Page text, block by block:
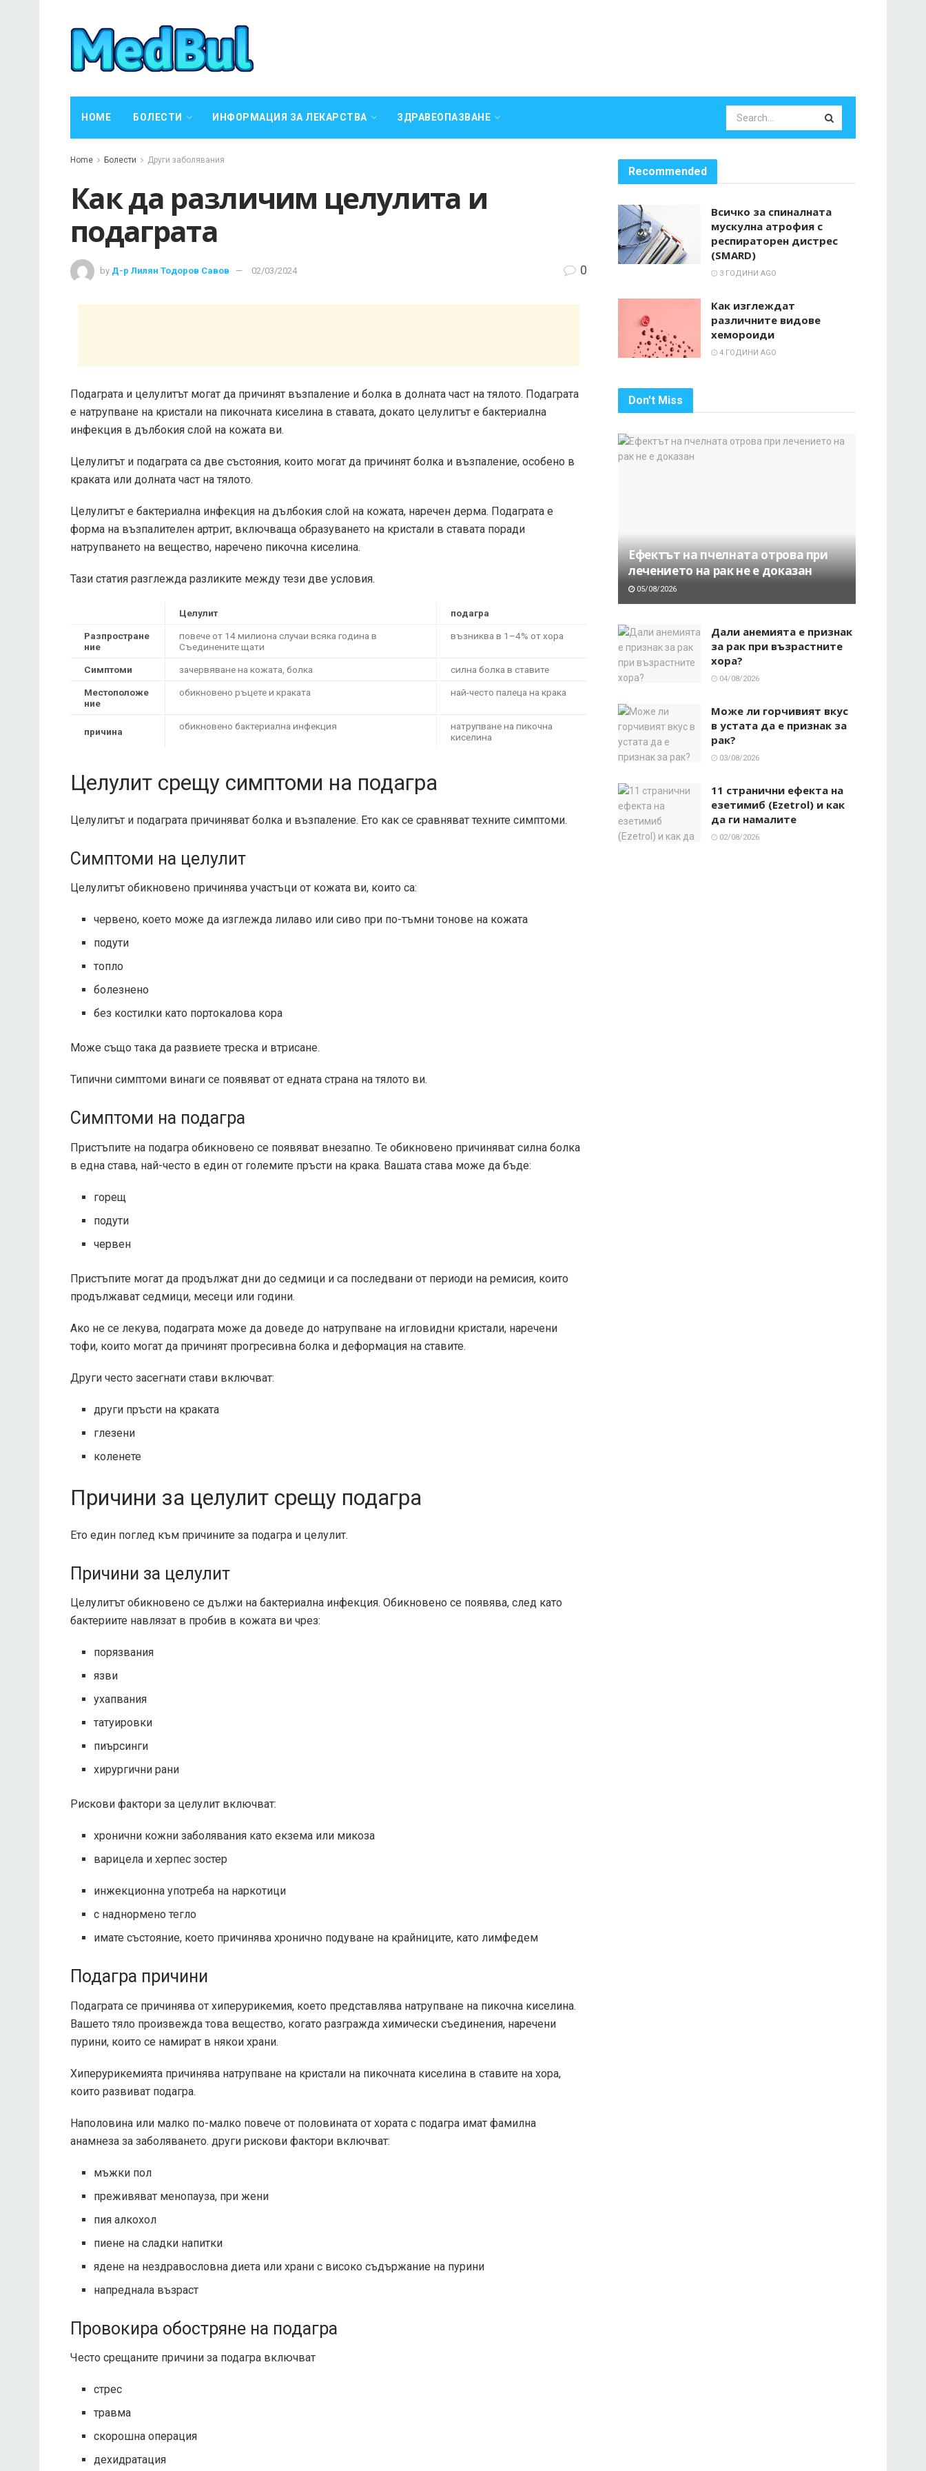
HOME БОЛЕСТИ ИНФОРМАЦИЯ ЗА ЛЕКАРСТВА ЗДРАВЕОПАЗВАНЕ
Home Болести Други заболявания
Как да различим целулита и
подаграта
by Д-р Лилян Тодоров Савов 02/03/2024 0
Подаграта и целулитът могат да причинят възпаление и болка в долната част на тялото. Подаграта
е натрупване на кристали на пикочната киселина в ставата, докато целулитът е бактериална
инфекция в дълбокия слой на кожата ви.
Целулитът и подаграта са две състояния, които могат да причинят болка и възпаление, особено в
краката или долната част на тялото.
Целулитът е бактериална инфекция на дълбокия слой на кожата, наречен дерма. Подаграта е
форма на възпалителен артрит, включваща образуването на кристали в ставата поради
натрупването на вещество, наречено пикочна киселина.
Тази статия разглежда разликите между тези две условия.
Целулит подагра
Разпростране
ние
повече от 14 милиона случаи всяка година в
Съединените щати
възниква в 1–4% от хора
Симптоми зачервяване на кожата, болка силна болка в ставите
Местоположе
ние
обикновено ръцете и краката най-често палеца на крака
причина обикновено бактериална инфекция
натрупване на пикочна
киселина
Целулит срещу симптоми на подагра
Целулитът и подаграта причиняват болка и възпаление. Ето как се сравняват техните симптоми.
Симптоми на целулит
Целулитът обикновено причинява участъци от кожата ви, които са:
червено, което може да изглежда лилаво или сиво при по-тъмни тонове на кожата
подути
топло
болезнено
без костилки като портокалова кора
Може също така да развиете треска и втрисане.
Типични симптоми винаги се появяват от едната страна на тялото ви.
Симптоми на подагра
Пристъпите на подагра обикновено се появяват внезапно. Те обикновено причиняват силна болка
в една става, най-често в един от големите пръсти на крака. Вашата става може да бъде:
горещ
подути
червен
Пристъпите могат да продължат дни до седмици и са последвани от периоди на ремисия, които
продължават седмици, месеци или години.
Ако не се лекува, подаграта може да доведе до натрупване на игловидни кристали, наречени
тофи, които могат да причинят прогресивна болка и деформация на ставите.
Други често засегнати стави включват:
други пръсти на краката
глезени
коленете
Причини за целулит срещу подагра
Ето един поглед към причините за подагра и целулит.
Причини за целулит
Целулитът обикновено се дължи на бактериална инфекция. Обикновено се появява, след като
бактериите навлязат в пробив в кожата ви чрез:
порязвания
язви
ухапвания
татуировки
пиърсинги
хирургични рани
Рискови фактори за целулит включват:
хронични кожни заболявания като екзема или микоза
варицела и херпес зостер
инжекционна употреба на наркотици
с наднормено тегло
имате състояние, което причинява хронично подуване на крайниците, като лимфедем
Подагра причини
Подаграта се причинява от хиперурикемия, което представлява натрупване на пикочна киселина.
Вашето тяло произвежда това вещество, когато разгражда химически съединения, наречени
пурини, които се намират в някои храни.
Хиперурикемията причинява натрупване на кристали на пикочната киселина в ставите на хора,
които развиват подагра.
Наполовина или малко по-малко повече от половината от хората с подагра имат фамилна
анамнеза за заболяването. други рискови фактори включват:
мъжки пол
преживяват менопауза, при жени
пия алкохол
пиене на сладки напитки
ядене на нездравословна диета или храни с високо съдържание на пурини
напреднала възраст
Провокира обостряне на подагра
Често срещаните причини за подагра включват
стрес
травма
скорошна операция
дехидратация
Recommended
Всичко за спиналната
мускулна атрофия с
респираторен дистрес
(SMARD)
3 ГОДИНИ AGO
Как изглеждат
различните видове
хемороиди
4 ГОДИНИ AGO
Don't Miss
Ефектът на пчелната отрова при
лечението на рак не е доказан
05/08/2026
Дали анемията е признак
за рак при възрастните
хора?
04/08/2026
Може ли горчивият вкус
в устата да е признак за
рак?
03/08/2026
11 странични ефекта на
езетимиб (Ezetrol) и как
да ги намалите
02/08/2026